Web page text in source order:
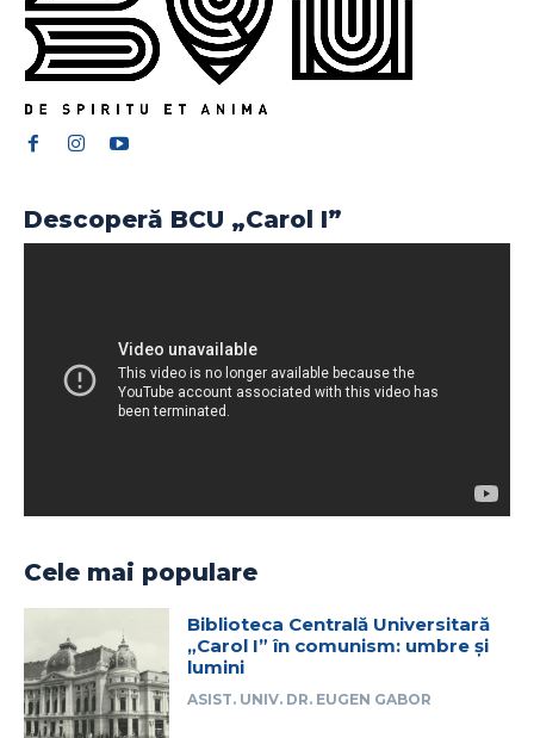
Descoperă BCU „Carol I”
Cele mai populare
Biblioteca Centrală Universitară
„Carol I” în comunism: umbre și
lumini
ASIST. UNIV. DR. EUGEN GABOR